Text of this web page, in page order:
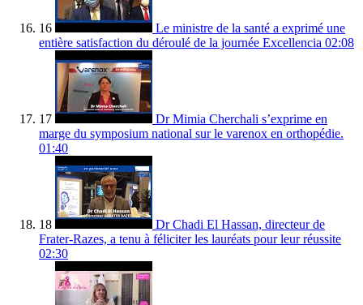
16
Le ministre de la santé a exprimé une
entière satisfaction du déroulé de la journée Excellencia 02:08
17
Dr Mimia Cherchali s’exprime en
marge du symposium national sur le varenox en orthopédie.
01:40
18
Dr Chadi El Hassan, directeur de
Frater-Razes, a tenu à féliciter les lauréats pour leur réussite
02:30